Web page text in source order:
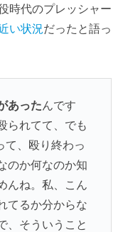
時代のプレッシャー
い状況だったと語っ
あったんです
られてて、でも
、殴り終わっ
のか何なのか知
んね。私、こん
てるか分からな
、そういうこと